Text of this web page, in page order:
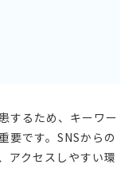
するため、キーワー
要です。SNSからの
アクセスしやすい環